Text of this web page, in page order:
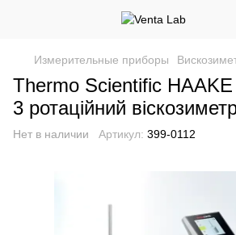
Измерительные приборы
Thermo Scientific
3 ротаційний
Нет в наличии Артикул: 399-0112